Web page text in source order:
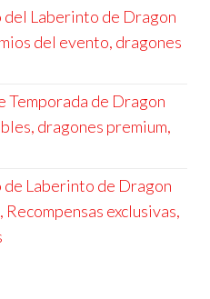
del Laberinto de Dragon
del evento, dragones
Temporada de Dragon
dragones premium,
de Laberinto de Dragon
exclusivas,